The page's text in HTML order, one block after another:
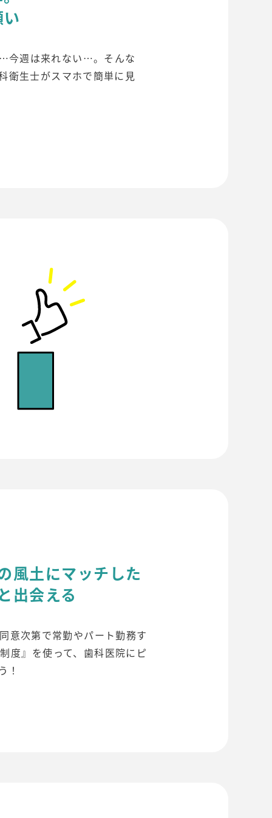
今週は来れない…。そんな
衛生士がスマホで簡単に見
風土にマッチした
出会える
意次第で常勤やパート勤務す
度』を使って、歯科医院にピ
！